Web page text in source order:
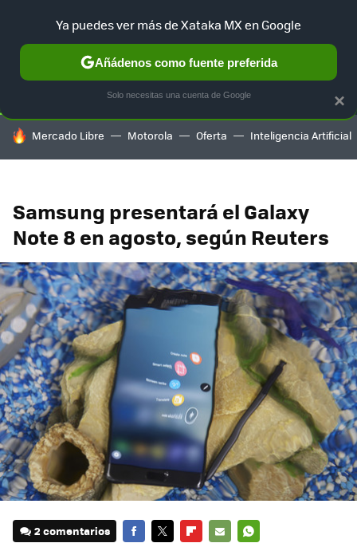
SELECCIÓN GAMING HOME AUTO TERRITORIO
HOY SE HABLA DE
Mercado Libre Motorola Oferta Inteligencia Artificial
Samsung presentará el Galaxy
Note 8 en agosto, según Reuters
2 comentarios
×
Ya puedes ver más de Xataka MX en Google
Añádenos como fuente preferida
Solo necesitas una cuenta de Google